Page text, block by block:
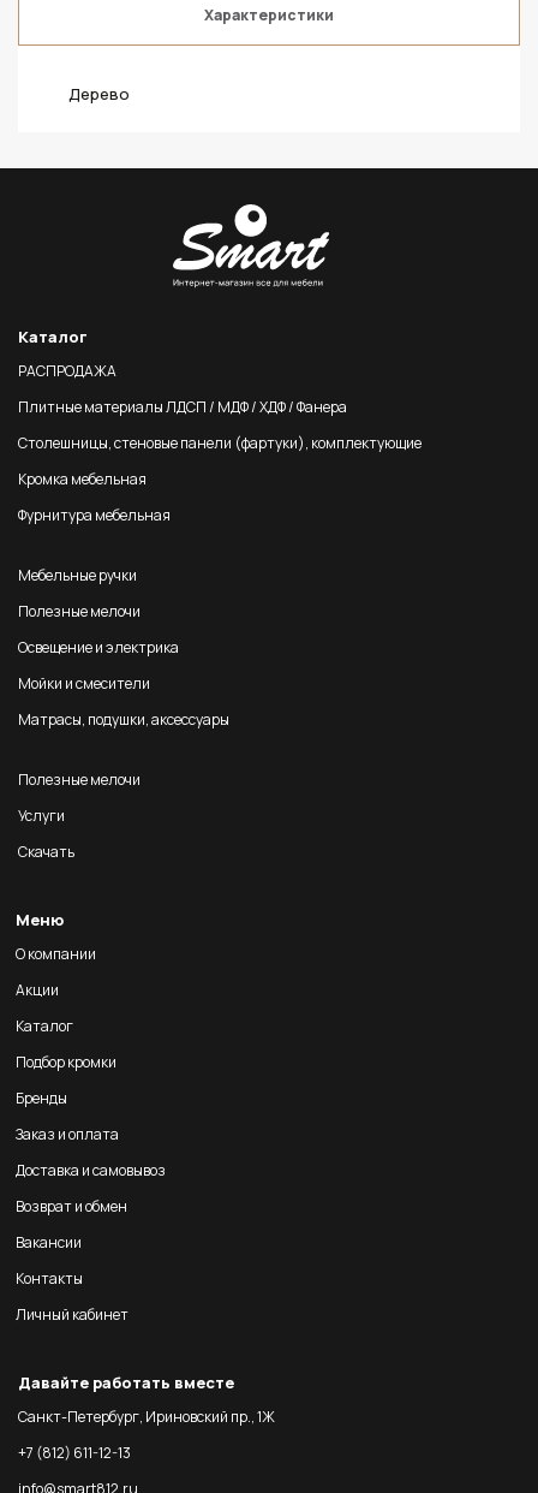
Характеристики
Дерево
Каталог
РАСПРОДАЖА
Плитные материалы ЛДСП / МДФ / ХДФ / Фанера
Столешницы, стеновые панели (фартуки), комплектующие
Кромка мебельная
Фурнитура мебельная
Мебельные ручки
Полезные мелочи
Освещение и электрика
Мойки и смесители
Матрасы, подушки, аксессуары
Полезные мелочи
Услуги
Скачать
Меню
О компании
Акции
Каталог
Подбор кромки
Бренды
Заказ и оплата
Доставка и самовывоз
Возврат и обмен
Вакансии
Контакты
Личный кабинет
Давайте работать вместе
Санкт-Петербург, Ириновский пр., 1Ж
+7 (812) 611-12-13
info@smart812.ru